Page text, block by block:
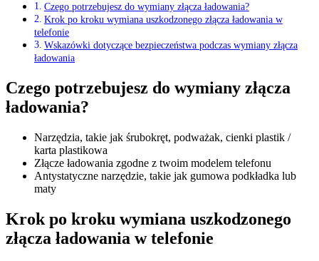
Czego potrzebujesz do wymiany złącza ładowania?
Krok po kroku wymiana uszkodzonego złącza ładowania w
telefonie
Wskazówki dotyczące bezpieczeństwa podczas wymiany złącza
ładowania
Czego potrzebujesz do wymiany złącza
ładowania?
Narzędzia, takie jak śrubokręt, podważak, cienki plastik /
karta plastikowa
Złącze ładowania zgodne z twoim modelem telefonu
Antystatyczne narzędzie, takie jak gumowa podkładka lub
maty
Krok po kroku wymiana uszkodzonego
złącza ładowania w telefonie